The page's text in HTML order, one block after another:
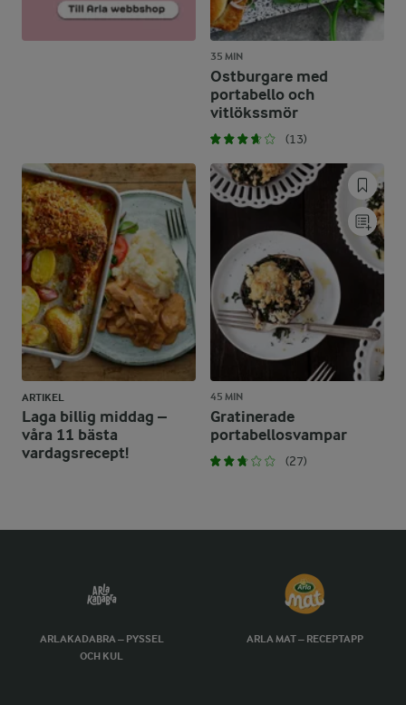
35 MIN
Ostburgare med
portabello och
vitlökssmör
(13)
ARTIKEL
Laga billig middag –
våra 11 bästa
vardagsrecept!
45 MIN
Gratinerade
portabellosvampar
(27)
ARLAKADABRA – PYSSEL
OCH KUL
ARLA MAT – RECEPTAPP